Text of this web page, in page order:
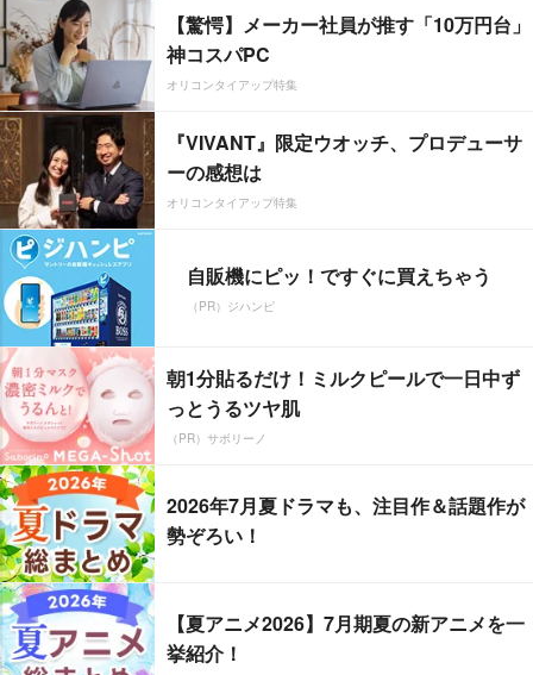
【驚愕】メーカー社員が推す「10万円台」
神コスパPC
オリコンタイアップ特集
『VIVANT』限定ウオッチ、プロデューサ
ーの感想は
オリコンタイアップ特集
自販機にピッ！ですぐに買えちゃう
（PR）ジハンピ
朝1分貼るだけ！ミルクピールで一日中ず
っとうるツヤ肌
（PR）サボリーノ
2026年7月夏ドラマも、注目作＆話題作が
勢ぞろい！
【夏アニメ2026】7月期夏の新アニメを一
挙紹介！